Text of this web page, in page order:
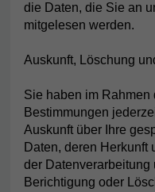
die Daten, die Sie an
mitgelesen werden.
Auskunft, Löschung
Sie haben im
Bestimmungen
Auskunft über Ihre
Daten, deren Herkunft
der Datenverarbeitung
Berichtigung oder